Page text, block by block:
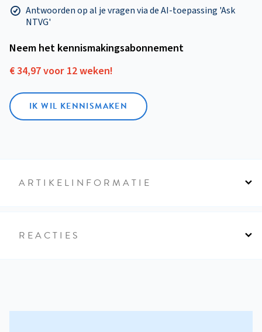
Antwoorden op al je vragen via de AI-toepassing 'Ask
NTVG'
Neem het kennismakings­abonnement
€ 34,97 voor 12 weken!
IK WIL KENNISMAKEN
ARTIKELINFORMATIE
REACTIES